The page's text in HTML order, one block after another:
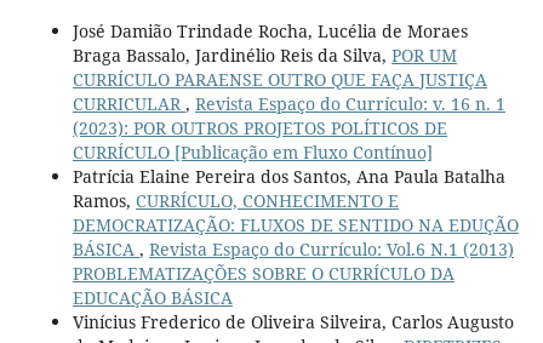
José Damião Trindade Rocha, Lucélia de Moraes
Braga Bassalo, Jardinélio Reis da Silva, POR UM
CURRÍCULO PARAENSE OUTRO QUE FAÇA JUSTIÇA
CURRICULAR, Revista Espaço do Currículo: v. 16 n. 1
(2023): POR OUTROS PROJETOS POLÍTICOS DE
CURRÍCULO [Publicação em Fluxo Contínuo]
Patrícia Elaine Pereira dos Santos, Ana Paula Batalha
Ramos, CURRÍCULO, CONHECIMENTO E
DEMOCRATIZAÇÃO: FLUXOS DE SENTIDO NA EDUÇÃO
BÁSICA , Revista Espaço do Currículo: Vol.6 N.1 (2013)
PROBLEMATIZAÇÕES SOBRE O CURRÍCULO DA
EDUCAÇÃO BÁSICA
Vinícius Frederico de Oliveira Silveira, Carlos Augusto